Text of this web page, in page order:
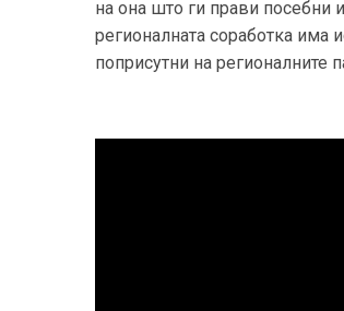
на она што ги прави посебни
регионалната соработка има
поприсутни на регионалните